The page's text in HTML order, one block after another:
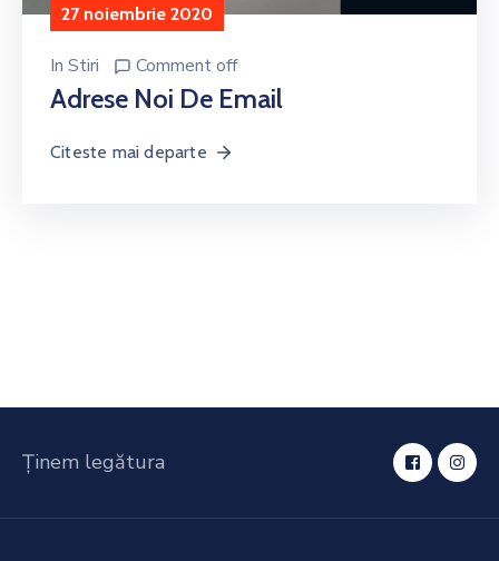
27 noiembrie 2020
In Stiri Comment off
Adrese Noi De Email
Citeste mai departe
Ținem legătura